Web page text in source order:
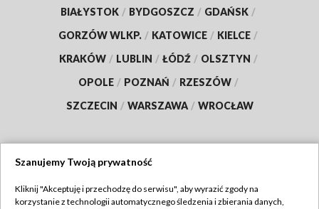
BIAŁYSTOK / BYDGOSZCZ / GDAŃSK /
GORZÓW WLKP. / KATOWICE / KIELCE /
KRAKÓW / LUBLIN / ŁÓDŹ / OLSZTYN /
OPOLE / POZNAŃ / RZESZÓW /
SZCZECIN / WARSZAWA / WROCŁAW
TVP
Szanujemy Twoją prywatność
Kliknij "Akceptuję i przechodzę do serwisu", aby wyrazić zgody na
korzystanie z technologii automatycznego śledzenia i zbierania danych,